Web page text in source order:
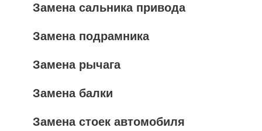
Замена сальника привода
Замена подрамника
Замена рычага
Замена балки
Замена стоек автомобиля